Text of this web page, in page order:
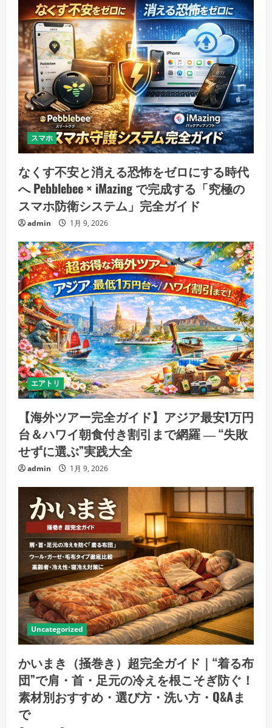
スマホ
なくす不安と消える恐怖をゼロにする時代
へ Pebblebee × iMazing で完成する「究極の
スマホ防衛システム」完全ガイド
admin 1月 9, 2026
エアトリ
【海外ツアー完全ガイド】アジア最安1万円
台＆ハワイ朝食付き割引まで網羅 ― “失敗
せずに選ぶ”実践大全
admin 1月 9, 2026
Uncategorized
かいまき（掻巻き）超完全ガイド｜“着る布
団”で肩・首・足元の冷えを根こそぎ防ぐ！
素材別おすすめ・選び方・洗い方・Q&Aま
で